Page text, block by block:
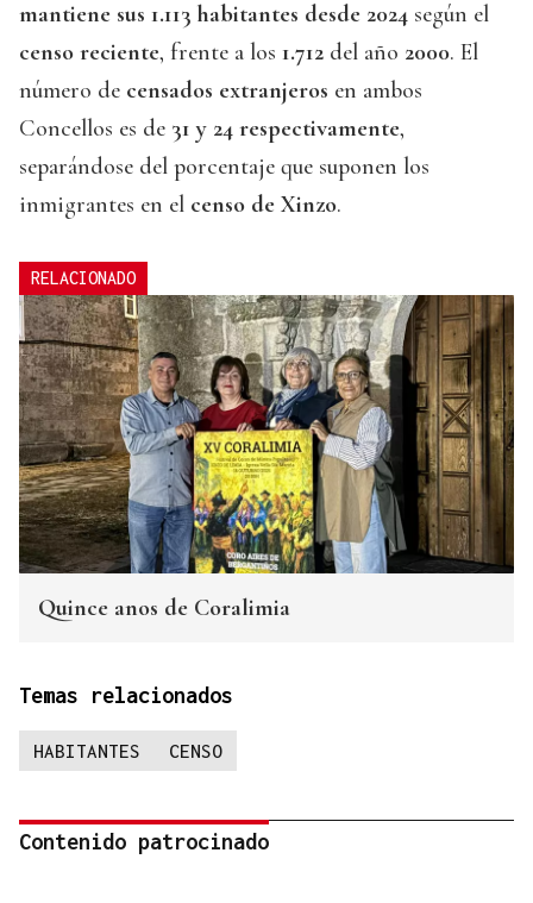
mantiene sus 1.113 habitantes desde 2024 según el
censo reciente, frente a los 1.712 del año 2000. El
número de censados extranjeros en ambos
Concellos es de 31 y 24 respectivamente,
separándose del porcentaje que suponen los
inmigrantes en el censo de Xinzo.
RELACIONADO
Quince anos de Coralimia
Temas relacionados
HABITANTES CENSO
Contenido patrocinado